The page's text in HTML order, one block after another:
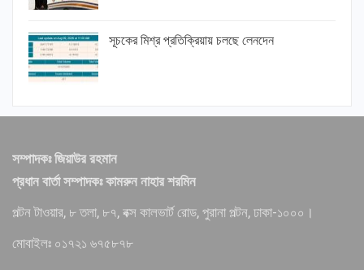
সূচকের মিশ্র প্রতিক্রিয়ায় চলছে লেনদেন
সম্পাদকঃ জিয়াউর রহমান
প্রধান বার্তা সম্পাদকঃ কামরুন নাহার শরমিন
পল্টন টাওয়ার, ৮ তলা, ৮৭, বক্স কালভার্ট রোড, পুরানা পল্টন, ঢাকা-১০০০।
মোবাইলঃ ০১৭২১ ৬৭৫৮৭৮